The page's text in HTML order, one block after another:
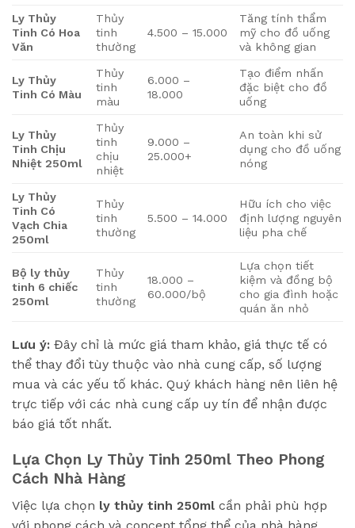
Ly Thủy
Tinh Có Hoa
Văn
Thủy
tinh
thường
4.500 – 15.000
Tăng tính thẩm
mỹ cho đồ uống
và không gian
Ly Thủy
Tinh Có Màu
Thủy
tinh
màu
6.000 –
18.000
Tạo điểm nhấn
đặc biệt cho đồ
uống
Ly Thủy
Tinh Chịu
Nhiệt 250ml
Thủy
tinh
chịu
nhiệt
9.000 –
25.000+
An toàn khi sử
dụng cho đồ uống
nóng
Ly Thủy
Tinh Có
Vạch Chia
250ml
Thủy
tinh
thường
5.500 – 14.000
Hữu ích cho việc
định lượng nguyên
liệu pha chế
Bộ ly thủy
tinh 6 chiếc
250ml
Thủy
tinh
thường
18.000 –
60.000/bộ
Lựa chọn tiết
kiệm và đồng bộ
cho gia đình hoặc
quán ăn nhỏ
Lưu ý: Đây chỉ là mức giá tham khảo, giá thực tế có
thể thay đổi tùy thuộc vào nhà cung cấp, số lượng
mua và các yếu tố khác. Quý khách hàng nên liên hệ
trực tiếp với các nhà cung cấp uy tín để nhận được
báo giá tốt nhất.
Lựa Chọn Ly Thủy Tinh 250ml Theo Phong
Cách Nhà Hàng
Việc lựa chọn ly thủy tinh 250ml cần phải phù hợp